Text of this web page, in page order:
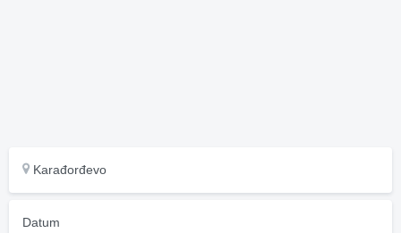
Karađorđevo
Datum